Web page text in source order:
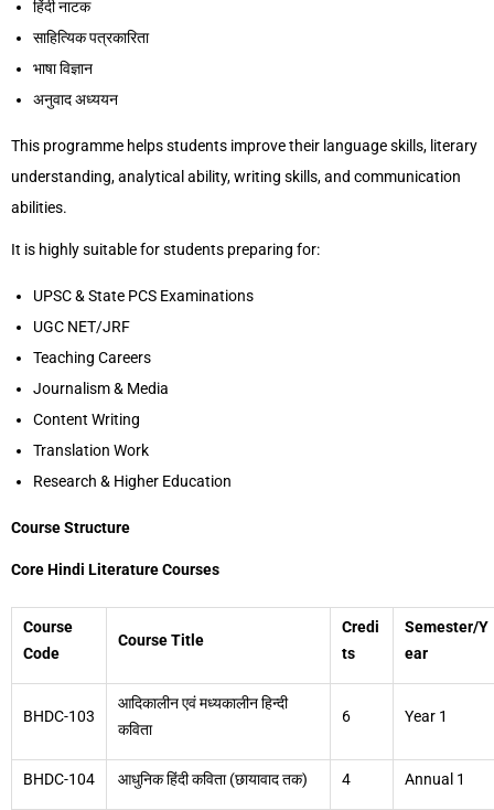
हिंदी नाटक
साहित्यिक पत्रकारिता
भाषा विज्ञान
अनुवाद अध्ययन
This programme helps students improve their language skills, literary
understanding, analytical ability, writing skills, and communication
abilities.
It is highly suitable for students preparing for:
UPSC & State PCS Examinations
UGC NET/JRF
Teaching Careers
Journalism & Media
Content Writing
Translation Work
Research & Higher Education
Course Structure
Core Hindi Literature Courses
Course
Code
Course Title
Credi
ts
Semester/Y
ear
BHDC-103
आदिकालीन एवं मध्यकालीन हिन्दी
कविता
6 Year 1
BHDC-104 आधुनिक हिंदी कविता (छायावाद तक) 4 Annual 1